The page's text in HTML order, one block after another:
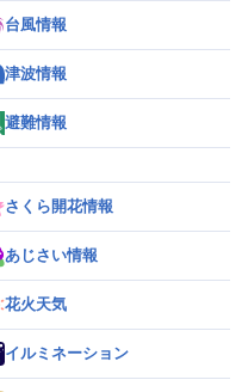
台風情報
津波情報
避難情報
さくら開花情報
あじさい情報
花火天気
イルミネーション